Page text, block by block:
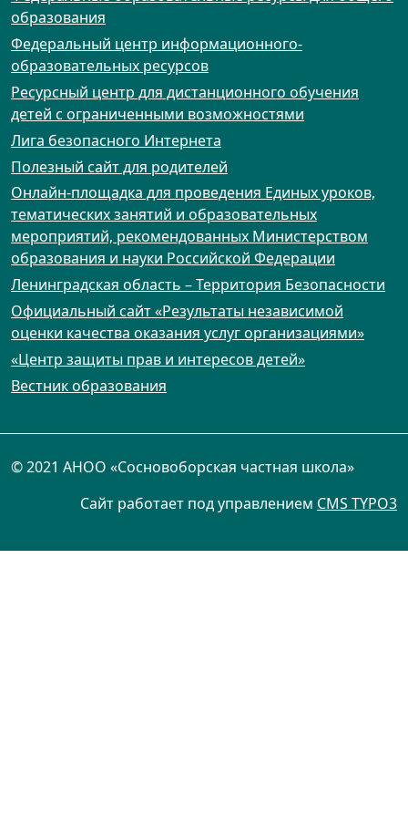
образования
Федеральный центр информационного-
образовательных ресурсов
Ресурсный центр для дистанционного обучения
детей с ограниченными возможностями
Лига безопасного Интернета
Полезный сайт для родителей
Онлайн-площадка для проведения Единых уроков,
тематических занятий и образовательных
мероприятий, рекомендованных Министерством
образования и науки Российской Федерации
Ленинградская область – Территория Безопасности
Официальный сайт «Результаты независимой
оценки качества оказания услуг организациями»
«Центр защиты прав и интересов детей»
Вестник образования
© 2021 АНОО «Сосновоборская частная школа»
Сайт работает под управлением CMS TYPO3